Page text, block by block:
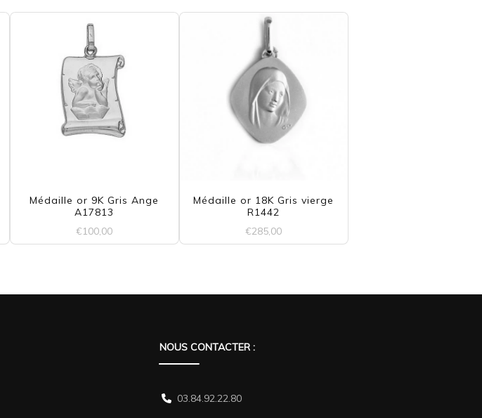
Médaille or 9K Gris Ange
A17813
€100,00
Médaille or 18K Gris vierge
R1442
€285,00
NOUS CONTACTER :
03.84.92.22.80